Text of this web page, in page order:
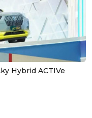
Hybrid ACTIVe